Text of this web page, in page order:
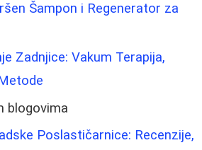
Šampon i Regenerator za
Zadnjice: Vakum Terapija,
blogovima
Poslastičarnice: Recenzije,